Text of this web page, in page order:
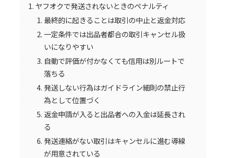
ヤフオクで発送されないときのペナルティ
最終的に起きることは取引の中止と返金対応
一定条件では出品者都合の取引キャンセル扱
いになりやすい
自動で評価が付かなくても信用は別ルートで
落ちる
発送しない行為はガイドライン細則の禁止行
為として位置づく
返金申請が入ると出品者への入金は延長され
る
発送連絡がない取引はキャンセルに進む導線
が用意されている